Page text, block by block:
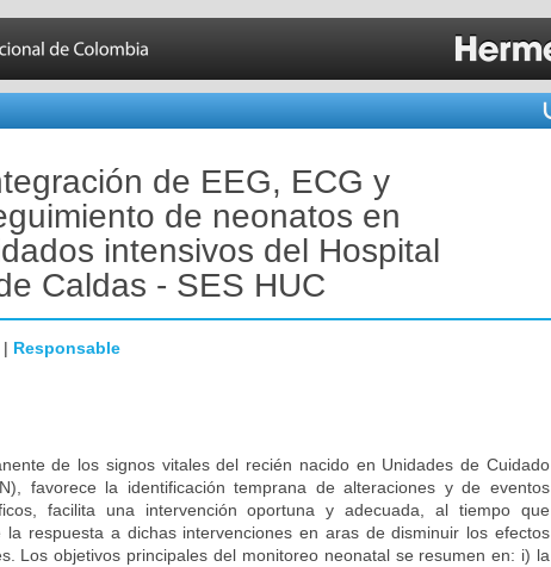
de EEG, ECG y
de neonatos en
intensivos del Hospital
Caldas - SES HUC
| Responsable
de los signos vitales del recién nacido en Unidades de Cuidado
favorece la identificación temprana de alteraciones y de eventos
facilita una intervención oportuna y adecuada, al tiempo que
la respuesta a dichas intervenciones en aras de disminuir los efectos
Los objetivos principales del monitoreo neonatal se resumen en: i) la